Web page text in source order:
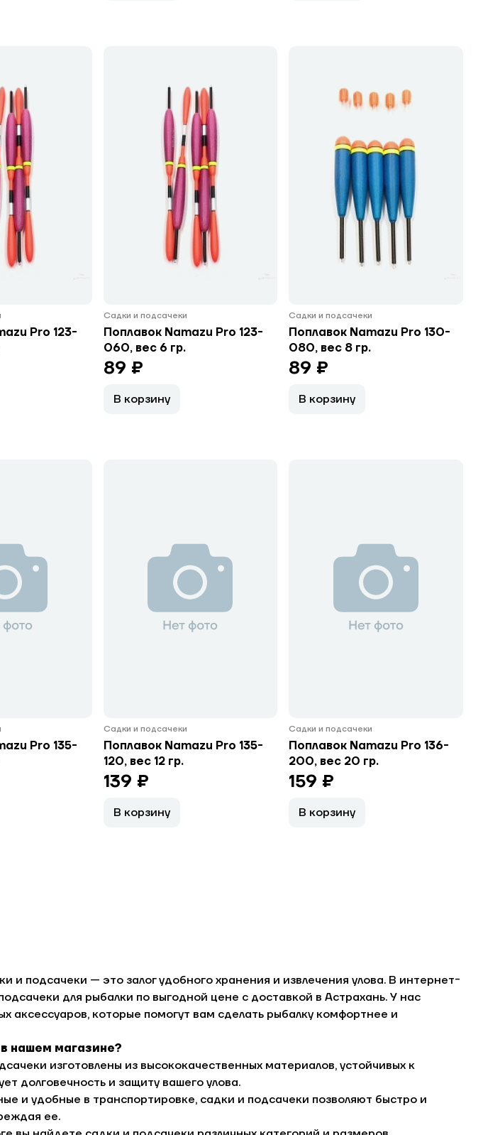
Pro 123-
Садки и подсачеки
Поплавок Namazu Pro 123-
060, вес 6 гр.
89 ₽
В корзину
Садки и подсачеки
Поплавок Namazu Pro 130-
080, вес 8 гр.
89 ₽
В корзину
Pro 135-
Садки и подсачеки
Поплавок Namazu Pro 135-
120, вес 12 гр.
139 ₽
В корзину
Садки и подсачеки
Поплавок Namazu Pro 136-
200, вес 20 гр.
159 ₽
В корзину
и подсачеки — это залог удобного хранения и извлечения улова. В интернет-
для рыбалки по выгодной цене с доставкой в Астрахань. У нас
аксессуаров, которые помогут вам сделать рыбалку комфортнее и
нашем магазине?
изготовлены из высококачественных материалов, устойчивых к
долговечность и защиту вашего улова.
и удобные в транспортировке, садки и подсачеки позволяют быстро и
ее.